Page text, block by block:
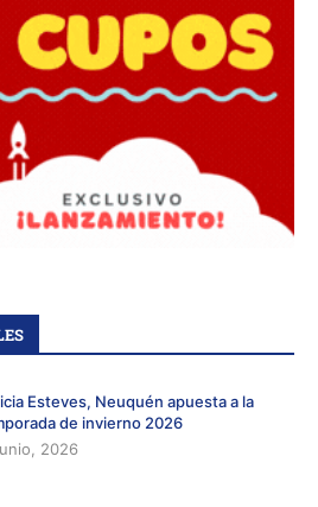
Esteves, Neuquén apuesta a la
de invierno 2026
2026